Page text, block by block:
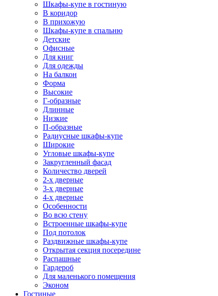
Шкафы-купе в гостиную
В коридор
В прихожую
Шкафы-купе в спальню
Детские
Офисные
Для книг
Для одежды
На балкон
Форма
Высокие
Г-образные
Длинные
Низкие
П-образные
Радиусные шкафы-купе
Широкие
Угловые шкафы-купе
Закругленный фасад
Количество дверей
2-х дверные
3-х дверные
4-х дверные
Особенности
Во всю стену
Встроенные шкафы-купе
Под потолок
Раздвижные шкафы-купе
Открытая секция посередине
Распашные
Гардероб
Для маленького помещения
Эконом
Гостиные